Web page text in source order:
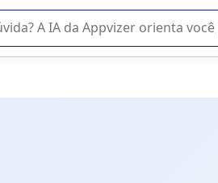
o orienta no uso ou na seleção de